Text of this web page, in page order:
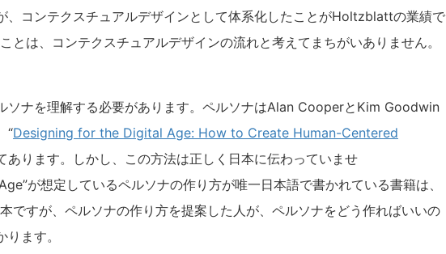
、コンテクスチュアルデザインとして体系化したことがHoltzblattの業績で
とは、コンテクスチュアルデザインの流れと考えてまちがいありません。
ソナを理解する必要があります。ペルソナはAlan CooperとKim Goodwin
“Designing for the Digital Age: How to Create Human-Centered
あります。しかし、この方法は正しく日本に伝わっていませ
が想定しているペルソナの作り方が唯一日本語で書かれている書籍は、
ですが、ペルソナの作り方を提案した人が、ペルソナをどう作ればいいの
ます。